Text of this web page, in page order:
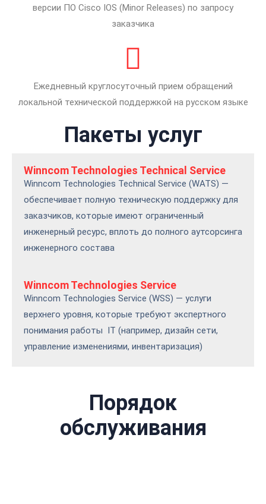
версии ПО Cisco IOS (Minor Releases) по запросу
заказчика
Ежедневный круглосуточный прием обращений
локальной технической поддержкой на русском языке
Пакеты услуг
Winncom Technologies Technical Service
Winncom Technologies Technical Service (WATS) —
обеспечивает полную техническую поддержку для
заказчиков, которые имеют ограниченный
инженерный ресурс, вплоть до полного аутсорсинга
инженерного состава
WinncomTechnologies Service
Winncom Technologies Service (WSS) — услуги
верхнего уровня, которые требуют экспертного
понимания работы IT (например, дизайн сети,
управление изменениями, инвентаризация)
Порядок
обслуживания